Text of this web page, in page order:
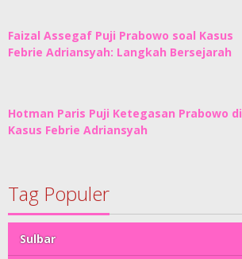
Faizal Assegaf Puji Prabowo soal Kasus
Febrie Adriansyah: Langkah Bersejarah
Hotman Paris Puji Ketegasan Prabowo di
Kasus Febrie Adriansyah
Tag Populer
Sulbar